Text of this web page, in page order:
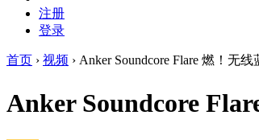
注册
登录
首页 › 视频 › Anker Soundcore Flare 燃！
Anker Soundcore